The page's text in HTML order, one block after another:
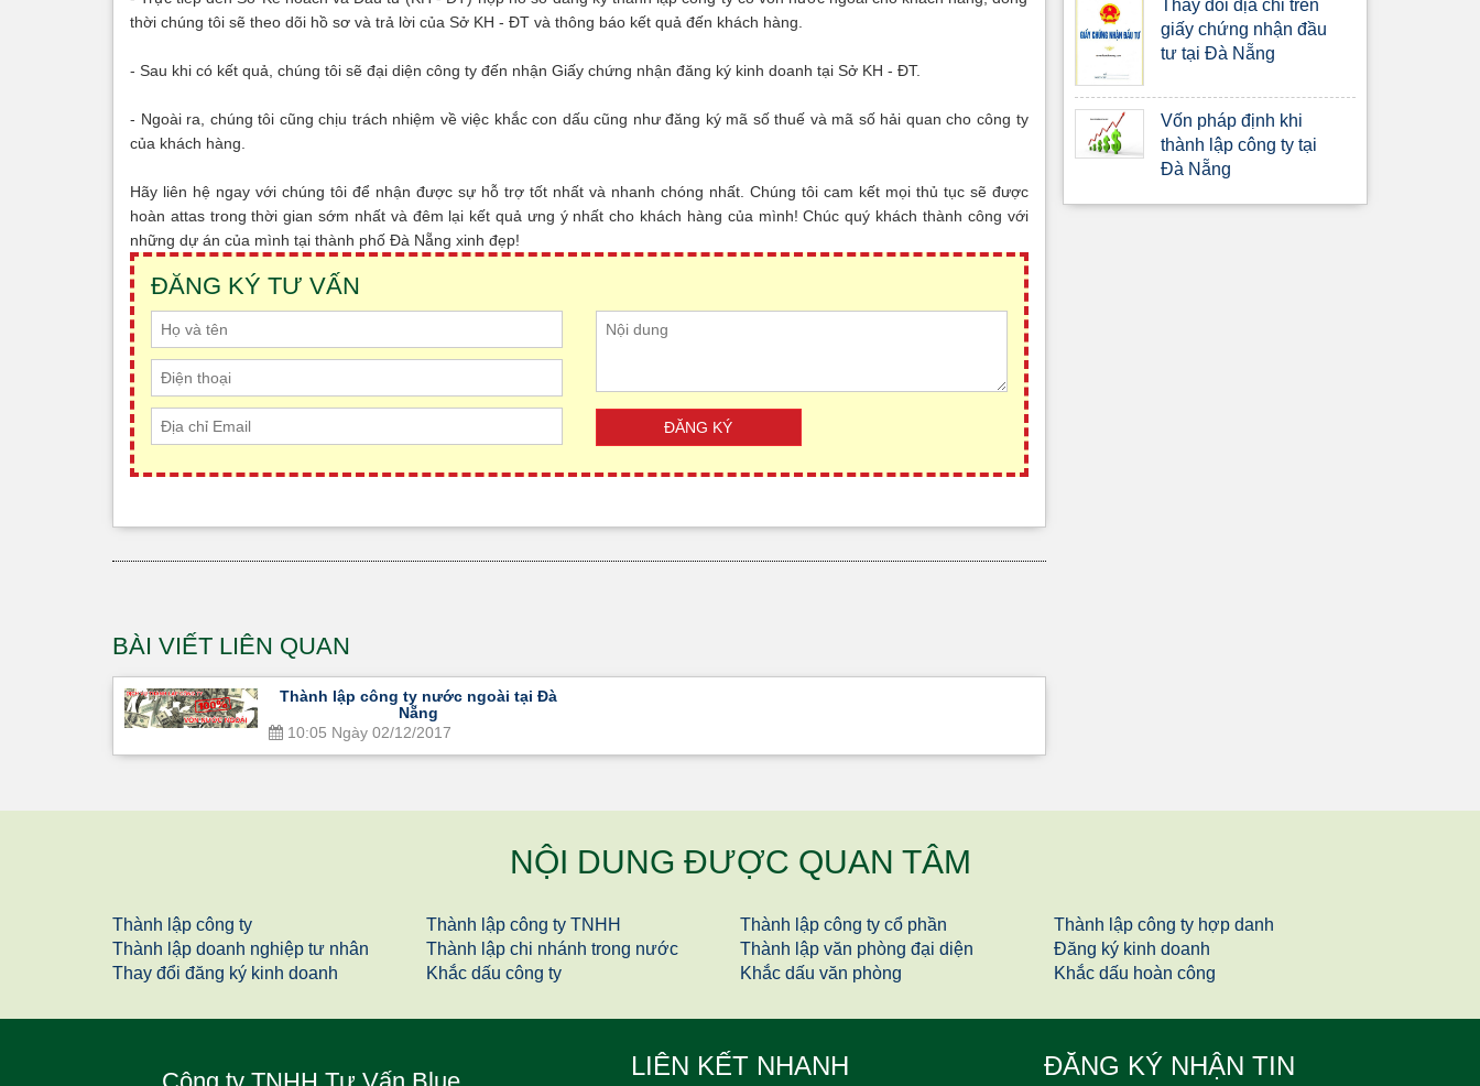
thời chúng tôi sẽ theo dõi hồ sơ và trả lời của Sở KH - ĐT và thông báo kết quả đến khách hàng.
- Sau khi có kết quả, chúng tôi sẽ đại diện công ty đến nhận Giấy chứng nhận đăng ký kinh doanh tại Sở KH - ĐT.
- Ngoài ra, chúng tôi cũng chịu trách nhiệm về việc khắc con dấu cũng như đăng ký mã số thuế và mã số hải quan cho công ty
của khách hàng.
Hãy liên hệ ngay với chúng tôi để nhận được sự hỗ trợ tốt nhất và nhanh chóng nhất. Chúng tôi cam kết mọi thủ tục sẽ được
hoàn attas trong thời gian sớm nhất và đêm lại kết quả ưng ý nhất cho khách hàng của mình! Chúc quý khách thành công với
những dự án của mình tại thành phố Đà Nẵng xinh đẹp!
ĐĂNG KÝ TƯ VẤN
BÀI VIẾT LIÊN QUAN
Thành lập công ty nước ngoài tại Đà
Nẵng
10:05 Ngày 02/12/2017
Thay đổi địa chỉ trên
giấy chứng nhận đầu
tư tại Đà Nẵng
Vốn pháp định khi
thành lập công ty tại
Đà Nẵng
NỘI DUNG ĐƯỢC QUAN TÂM
Thành lập công ty Thành lập công ty TNHH Thành lập công ty cổ phần
Thành lập công ty hợp danh
Thành lập doanh nghiệp tư nhân
Thành lập chi nhánh trong nước Thành lập văn phòng đại diện
Đăng ký kinh doanh
Thay đổi đăng ký kinh doanh
Khắc dấu công ty Khắc dấu văn phòng Khắc dấu hoàn công
LIÊN KẾT NHANH ĐĂNG KÝ NHẬN TIN